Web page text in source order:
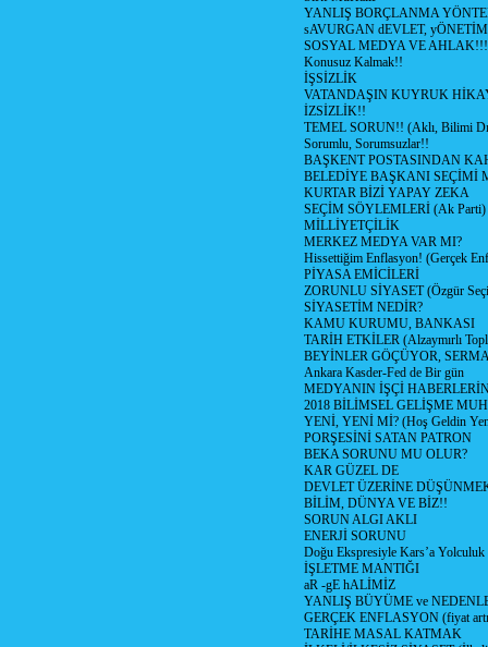
YANLIŞ BORÇLANMA
sAVURGAN dEVLET,
SOSYAL MEDYA VE AHLAK!!!
Konusuz Kalmak!!
İŞSİZLİK
VATANDAŞIN KUYRUK
İZSİZLİK!!
TEMEL SORUN!! (Aklı, Bilimi
Sorumlu, Sorumsuzlar!!
BAŞKENT POSTASINDAN
BELEDİYE BAŞKANI SEÇİMİ
KURTAR BİZİ YAPAY ZEKA
SEÇİM SÖYLEMLERİ (Ak Parti)
MİLLİYETÇİLİK
MERKEZ MEDYA VAR MI?
Hissettiğim Enflasyon! (Gerçek
PİYASA EMİCİLERİ
ZORUNLU SİYASET (Özgür
SİYASETİM NEDİR?
KAMU KURUMU, BANKASI
TARİH ETKİLER (Alzaymırlı
BEYİNLER GÖÇÜYOR,
Ankara Kasder-Fed de Bir gün
MEDYANIN İŞÇİ
2018 BİLİMSEL GELİŞME
YENİ, YENİ Mİ? (Hoş Geldin
PORŞESİNİ SATAN PATRON
BEKA SORUNU MU OLUR?
KAR GÜZEL DE
DEVLET ÜZERİNE
BİLİM, DÜNYA VE BİZ!!
SORUN ALGI AKLI
ENERJİ SORUNU
Doğu Ekspresiyle Kars’a Yolculuk
İŞLETME MANTIĞI
aR -gE hALİMİZ
YANLIŞ BÜYÜME ve
GERÇEK ENFLASYON (fiyat
TARİHE MASAL KATMAK